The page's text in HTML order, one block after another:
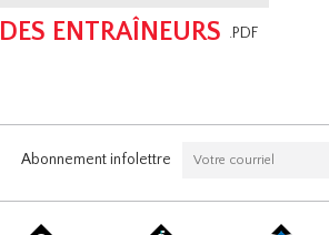
.PDF
ENTRAÎNEURS
Abonnement infolettre